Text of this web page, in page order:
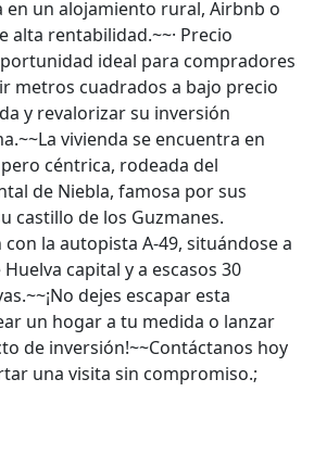
un alojamiento rural, Airbnb o
alta rentabilidad.~~· Precio
ideal para compradores
metros cuadrados a bajo precio
y revalorizar su inversión
vivienda se encuentra en
céntrica, rodeada del
de Niebla, famosa por sus
castillo de los Guzmanes.
con la autopista A-49, situándose a
capital y a escasos 30
dejes escapar esta
un hogar a tu medida o lanzar
de inversión!~~Contáctanos hoy
una visita sin compromiso.;